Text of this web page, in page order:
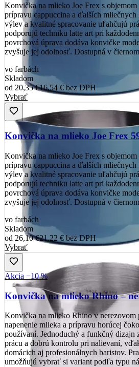
Konvička na mlieko Joe Frex s objemom
prípravu cappuccina a ďalších
výlev a kvalitné spracovanie uľahčujú
podporujú techniku latte art pri
povrchová úprava dodáva konvičke
zvyšuje jej odolnosť. Dostupná v
vo farbách
Skladom
od 20,35 €16,54 €bez DPH
Vybrať
Konvička na mlieko Joe Frex
Konvička na mlieko Joe Frex s objemom
prípravu cappuccina a ďalších
výlev a kvalitné spracovanie uľahčujú
podporujú techniku latte art pri
povrchová úprava dodáva konvičke
zvyšuje jej odolnosť. Dostupná v
vo farbách
Skladom
od 26,10 €21,22 €bez DPH
Vybrať
Akcia −10 %
Konvička na mlieko Rhino –
Konvička na mlieko Rhino v nerezovom
napenenie mlieka a prípravu horúcej
používaní. Jednoduchý a funkčný dizajn
prácu a dobrú kontrolu pri nalievaní,
domácich aj profesionálnych baristov.
umožňujú vybrať si variant podľa typu